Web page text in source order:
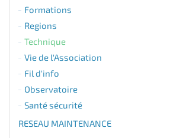
Formations
Regions
Technique
Vie de l'Association
Fil d'info
Observatoire
Santé sécurité
RESEAU MAINTENANCE